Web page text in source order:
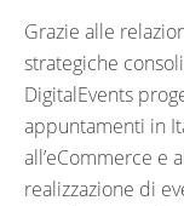
Grazie alle
strategiche
DigitalEvents
appuntamenti in
all’eCommerce e
realizzazione di